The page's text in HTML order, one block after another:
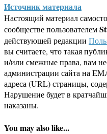
Источник материала
Настоящий материал
сообществе пользователем
действующей редакции
вы считаете, что такая
и/или смежные права, вам
администрации сайта на
адреса (URL) страницы,
Нарушение будет в
наказаны.
You may also like...